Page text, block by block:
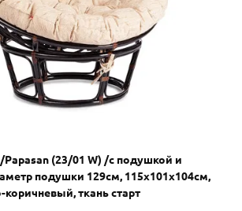
(23/01 W) /с подушкой и
подушки 129см, 115х101х104см,
ткань старт